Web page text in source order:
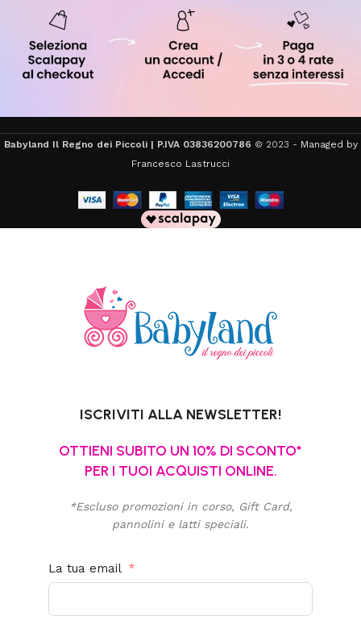
Babyland Il Regno dei Piccoli | P.IVA 03836200786 © 2023 - Managed by
Francesco Lastrucci
ISCRIVITI ALLA NEWSLETTER!
OTTIENI SUBITO UN 10% DI SCONTO*
PER I TUOI ACQUISTI ONLINE.
*Escluso promozioni in corso, Gift Card,
pannolini e latti speciali.
La tua email